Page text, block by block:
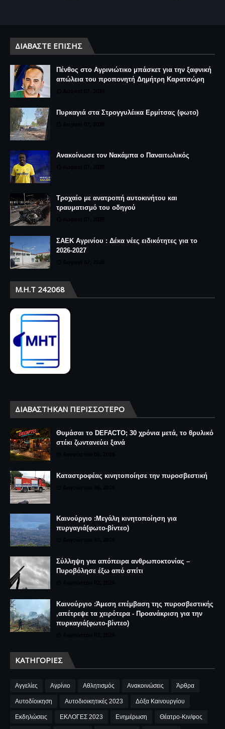
ΔΙΑΒΆΣΤΕ ΕΠΊΣΗΣ
Πένθος στο Αγρινιώτικο μπάσκετ για την ξαφνική
απώλεια του προπονητή Δημήτρη Καρατσώρη
Πυρκαγιά στα Στρογγυλέικα Ερμίτσας (φωτο)
Ανακοίνωσε τον Νακάμπα ο Παναιτωλικός
Τροχαίο με ανατροπή αυτοκινήτου και
τραυματισμό του οδηγού
ΣΑΕΚ Αγρινίου : Δέκα νέες ειδικότητες για το
2026-2027
Μ.Η.Τ 242068
ΔΙΑΒΆΣΤΗΚΑΝ ΠΕΡΙΣΣΌΤΕΡΟ
Θυμάσαι το DEFACTO; 30 χρόνια μετά, το θρυλικό
στέκι ζωντανεύει ξανά
Καταστροφέας κινητοποίησε την πυροσβεστική
Καινούργιο :Μεγάλη κινητοποίηση για
πυργαγιά(φωτο-βίντεο)
Σύλληψη για απόπειρα ανθρωποκτονίας –
Πυροβόλησε έξω από σπίτι
Καινούργιο :Άμεση επέμβαση της πυροσβεστικής
,απέτρεψε τα χειρότερα - Προανάκριση για την
πυρκαγιά(φωτο-βίντεο)
ΚΑΤΗΓΟΡΊΕΣ
Αγγελίες Αγρίνιο Αθλητισμός Ανακοινώσεις Άρθρα
Αυτοδίοικηση Αυτοδιοικητικές 2023 Δόξα Καινουργίου
Εκδηλώσεις ΕΚΛΟΓΕΣ 2023 Ενημέρωση Θέατρο-Κιν/φος